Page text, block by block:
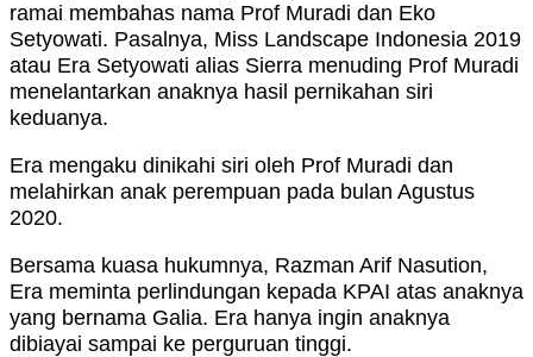
ramai membahas nama Prof Muradi dan Eko
Setyowati. Pasalnya, Miss Landscape Indonesia 2019
atau Era Setyowati alias Sierra menuding Prof Muradi
menelantarkan anaknya hasil pernikahan siri
keduanya.
Era mengaku dinikahi siri oleh Prof Muradi dan
melahirkan anak perempuan pada bulan Agustus
2020.
Bersama kuasa hukumnya, Razman Arif Nasution,
Era meminta perlindungan kepada KPAI atas anaknya
yang bernama Galia. Era hanya ingin anaknya
dibiayai sampai ke perguruan tinggi.